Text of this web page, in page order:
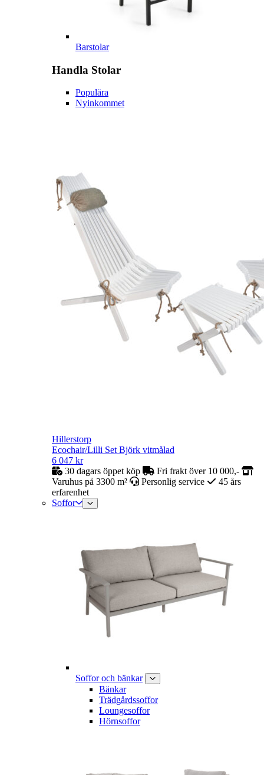
Barstolar
Handla Stolar
Populära
Nyinkommet
Hillerstorp
Ecochair/Lilli Set Björk vitmålad
6 047 kr
30 dagars öppet köp
Fri frakt över 10 000,-
Varuhus på 3300 m²
Personlig service
45 års
erfarenhet
Soffor
Soffor och bänkar
Bänkar
Trädgårdssoffor
Loungesoffor
Hörnsoffor